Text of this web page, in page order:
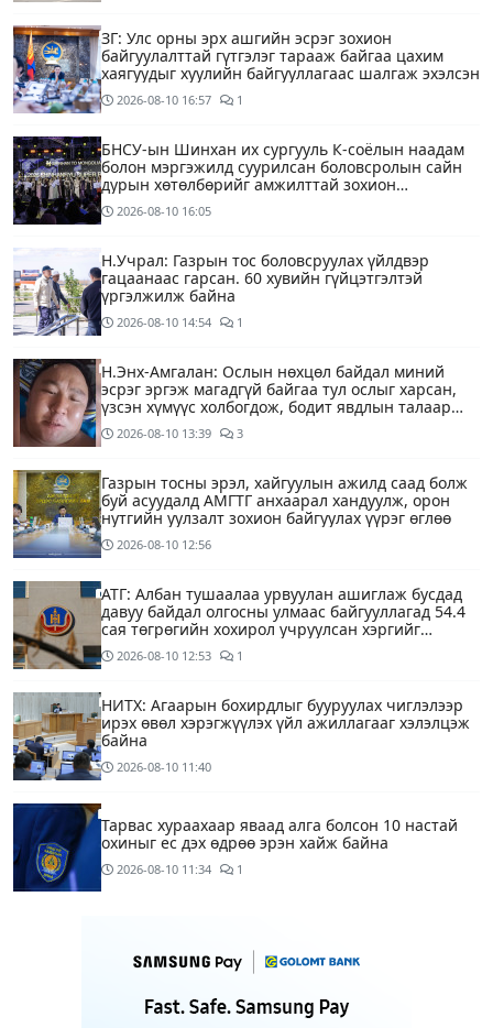
ЗГ: Улс орны эрх ашгийн эсрэг зохион
байгуулалттай гүтгэлэг тарааж байгаа цахим
хаягуудыг хуулийн байгууллагаас шалгаж эхэлсэн
2026-08-10 16:57 1
БНСУ-ын Шинхан их сургууль К-соёлын наадам
болон мэргэжилд суурилсан боловсролын сайн
дурын хөтөлбөрийг амжилттай зохион
байгууллаа
2026-08-10 16:05
Н.Учрал: Газрын тос боловсруулах үйлдвэр
гацаанаас гарсан. 60 хувийн гүйцэтгэлтэй
үргэлжилж байна
2026-08-10 14:54 1
Н.Энх-Амгалан: Ослын нөхцөл байдал миний
эсрэг эргэж магадгүй байгаа тул ослыг харсан,
үзсэн хүмүүс холбогдож, бодит явдлын талаар
ярьж өгч тусална уу
2026-08-10 13:39 3
Газрын тосны эрэл, хайгуулын ажилд саад болж
буй асуудалд АМГТГ анхаарал хандуулж, орон
нутгийн уулзалт зохион байгуулах үүрэг өглөө
2026-08-10 12:56
АТГ: Албан тушаалаа урвуулан ашиглаж бусдад
давуу байдал олгосны улмаас байгууллагад 54.4
сая төгрөгийн хохирол учруулсан хэргийг
прокурорт шилжүүллээ
2026-08-10 12:53 1
НИТХ: Агаарын бохирдлыг бууруулах чиглэлээр
ирэх өвөл хэрэгжүүлэх үйл ажиллагааг хэлэлцэж
байна
2026-08-10 11:40
Тарвас хураахаар яваад алга болсон 10 настай
охиныг ес дэх өдрөө эрэн хайж байна
2026-08-10 11:34 1
хэрэглээг бууруулах зорилгоор тэгш, сондгой
дугаарын хязгаарлалтыг 28 хоногийн хугацаанд